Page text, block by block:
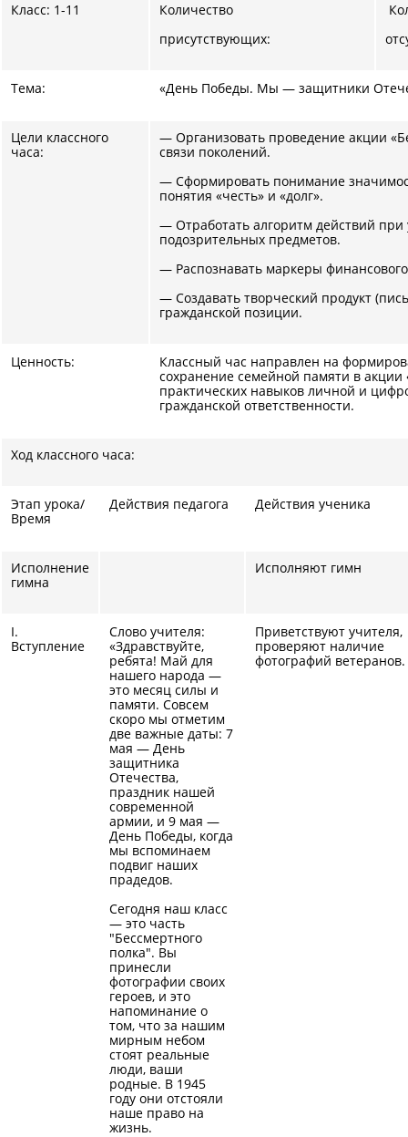
Класс: 1-11
Количество
присутствующих:
Тема: «День Победы. Мы — защитники
Цели классного
часа:
— Организовать проведение акции
связи поколений.
— Сформировать понимание
понятия «честь» и «долг».
— Отработать алгоритм действий при
подозрительных предметов.
— Распознавать маркеры
— Создавать творческий продукт
гражданской позиции.
Ценность:
Классный час направлен на
сохранение семейной памяти в
практических навыков личной и
гражданской ответственности.
Ход классного часа:
Этап урока/
Время
Действия педагога Действия ученика
Исполнение
гимна
Исполняют гимн
I.
Вступление
Слово учителя:
«Здравствуйте,
ребята! Май для
нашего народа —
это месяц силы и
памяти. Совсем
скоро мы отметим
две важные даты: 7
мая — День
защитника
Отечества,
праздник нашей
современной
армии, и 9 мая —
День Победы, когда
мы вспоминаем
подвиг наших
прадедов.
Сегодня наш класс
— это часть
"Бессмертного
полка". Вы
принесли
фотографии своих
героев, и это
напоминание о
том, что за нашим
мирным небом
стоят реальные
люди, ваши
родные. В 1945
году они отстояли
наше право на
жизнь.
Приветствуют учителя,
проверяют наличие
фотографий ветеранов.